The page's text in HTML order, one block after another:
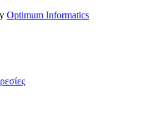
Optimum Informatics